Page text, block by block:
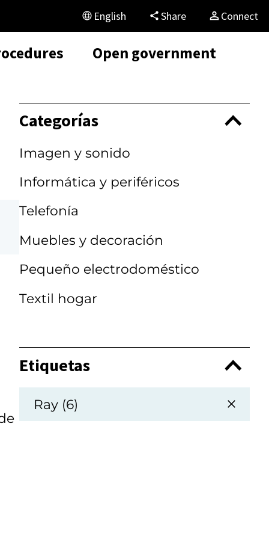
English Share Connect
Open government
Categorías
Imagen y sonido
Informática y periféricos
Telefonía
Muebles y decoración
Pequeño electrodoméstico
Textil hogar
Etiquetas
Ray (6)